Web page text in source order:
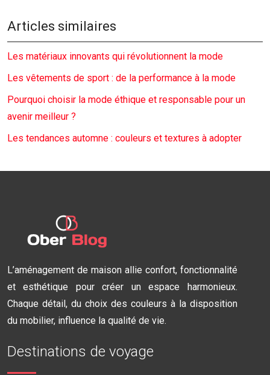
Articles similaires
Les matériaux innovants qui révolutionnent la mode
Les vêtements de sport : de la performance à la mode
Pourquoi choisir la mode éthique et responsable pour un
avenir meilleur ?
Les tendances automne : couleurs et textures à adopter
L’aménagement de maison allie confort, fonctionnalité
et esthétique pour créer un espace harmonieux.
Chaque détail, du choix des couleurs à la disposition
du mobilier, influence la qualité de vie.
Destinations de voyage